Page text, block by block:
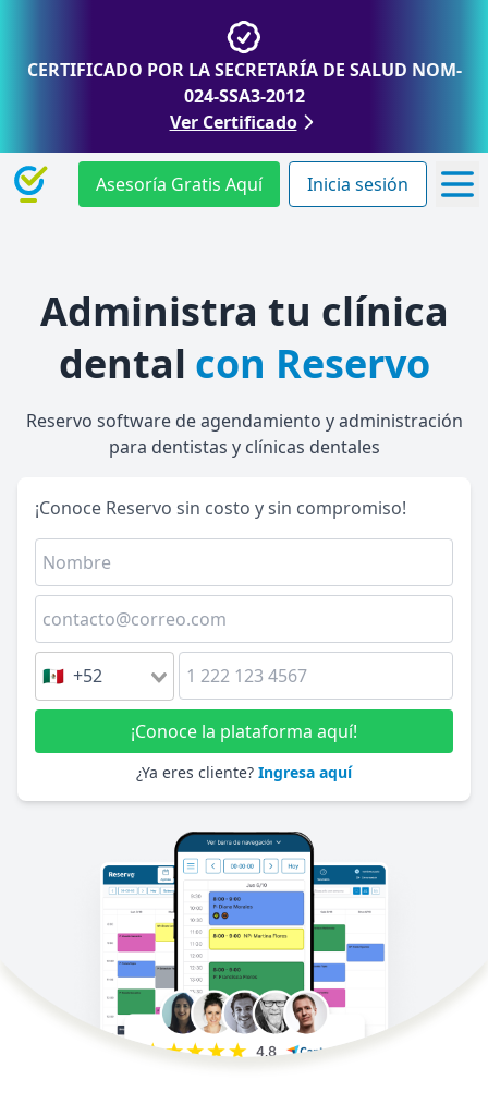
CERTIFICADO POR LA SECRETARÍA DE SALUD NOM-
024-SSA3-2012
Ver Certificado
Asesoría Gratis Aquí Inicia sesión
Administra tu clínica
dental con Reservo
Reservo software de agendamiento y administración
para dentistas y clínicas dentales
¡Conoce Reservo sin costo y sin compromiso!
🇲🇽 +52
¡Conoce la plataforma aquí!
¿Ya eres cliente? Ingresa aquí